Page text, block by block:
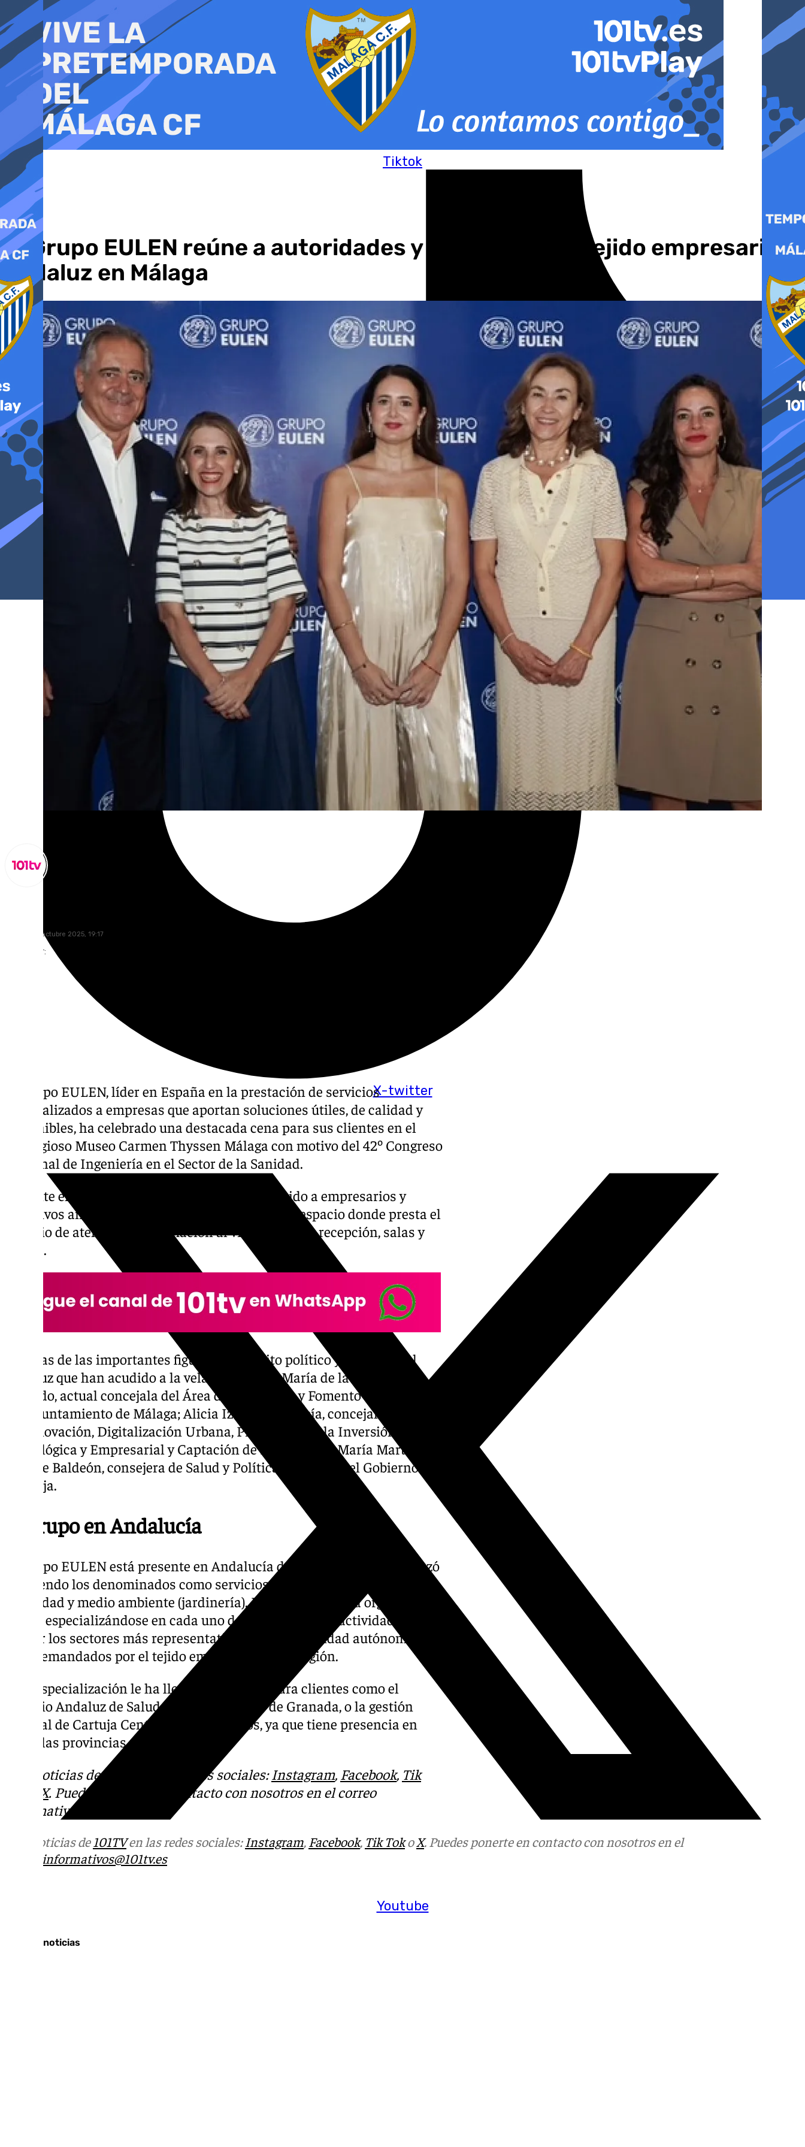
al
contenido
Tiktok
X-twitter
Youtube
El Grupo EULEN reúne a autoridades y directivos del tejido empresarial
andaluz en Málaga
viernes, 10 octubre 2025, 19:17
Compartir:
El Grupo EULEN, líder en España en la prestación de servicios
especializados a empresas que aportan soluciones útiles, de calidad y
sostenibles, ha celebrado una destacada cena para sus clientes en el
prestigioso Museo Carmen Thyssen Málaga con motivo del 42º Congreso
Nacional de Ingeniería en el Sector de la Sanidad.
Durante el encuentro, el Grupo EULEN ha reunido a empresarios y
directivos andaluces y del sector sanitario en un espacio donde presta el
servicio de atención e información al visitante en la recepción, salas y
tienda.
Algunas de las importantes figuras del ámbito político y empresarial
andaluz que han acudido a la velada han sido María de la Paz Flores
Delgado, actual concejala del Área de Educación y Fomento del Empleo
del Ayuntamiento de Málaga; Alicia Izquierdo García, concejala del Área
de Innovación, Digitalización Urbana, Promoción de la Inversión
Tecnológica y Empresarial y Captación de Inversiones; María Martín
Díez de Baldeón, consejera de Salud y Políticas Sociales del Gobierno de
La Rioja.
El grupo en Andalucía
El Grupo EULEN está presente en Andalucía desde 1970 donde comenzó
ofreciendo los denominados como servicios convencionales: limpieza,
seguridad y medio ambiente (jardinería). Desde entonces la organización
ha ido especializándose en cada uno de sus ámbitos de actividad hasta
liderar los sectores más representativos de la comunidad autónoma y
más demandados por el tejido empresarial de la región.
Esta especialización le ha llevado a trabajar para clientes como el
Servicio Andaluz de Salud, el Ayuntamiento de Granada, o la gestión
integral de Cartuja Center Cite, entre otros, ya que tiene presencia en
todas las provincias de la comunidad.
Más noticias de101TV en las redes sociales:Instagram, Facebook, Tik
X. Puedes ponerte en contacto con nosotros en el correo
informativos@101tv.es
Más noticias de101TVen las redes sociales:Instagram, Facebook, Tik TokoX. Puedes ponerte en contacto con nosotros en el
informativos@101tv.es
Últimas noticias